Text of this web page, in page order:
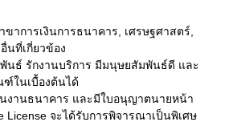
าการเงินการธนาคาร, เศรษฐศาสตร์,
นที่เกี่ยวข้อง
นธ์ รักงานบริการ มีมนุษยสัมพันธ์ดี และ
ในเบื้องต้นได้
งานธนาคาร และมีใบอนุญาตนายหน้า
License จะได้รับการพิจารณาเป็นพิเศษ